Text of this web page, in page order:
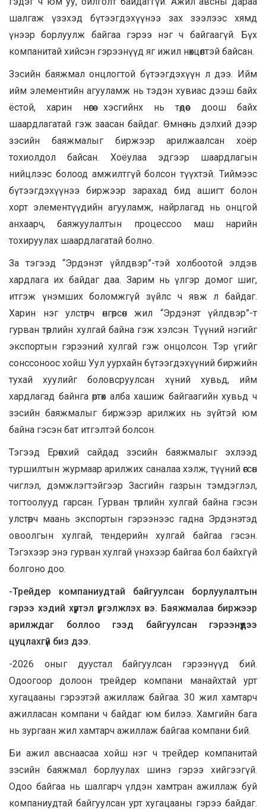
шалгаж үзэхэд бүтээгдэхүүнээ зах зээлээс хямд
үнээр борлуулж байгаа гэрээ нэг ч байгаагүй. Бүх
компанитай хийсэн гэрээнүүд яг ижил нөхцөлтэй байсан.
Зэсийн баяжмал онцлогтой бүтээгдэхүүн л дээ. Ийм
ийм элементийн агууламж нь тэдэн хувиас дээш байх
ёстой, харин нөгөө хэсгийнх нь төдөөс доош байх
шаардлагатай гэж заасан байдаг. Өмнө нь дэлхий дээр
зэсийн баяжмалыг биржээр арилжаалсан хоёр
тохиолдол байсан. Хоёулаа эдгээр шаардлагын
нийцлээс болоод амжилтгүй болсон түүхтэй. Тиймээс
бүтээгдэхүүнээ биржээр зарахад бид ашигт болон
хорт элементүүдийн агууламж, найрлагад нь онцгой
анхаарч, баяжуулалтын процессоо маш нарийн
тохируулах шаардлагатай болно.
За тэгээд “Эрдэнэт үйлдвэр”-тэй холбоотой элдэв
хардлага их байдаг даа. Зарим нь үлгэр домог шиг,
итгэж үнэмших боломжгүй зүйлс ч явж л байдаг.
Харин нэг улстөрч өнгөрсөн жил “Эрдэнэт үйлдвэр”-т
гурван төрлийн хулгай байна гэж хэлсэн. Түүний нэгийг
экспортын гэрээний хулгай гэж онцолсон. Тэр үгийг
сонссоноос хойш Уул уурхайн бүтээгдэхүүний биржийн
тухай хуулийг боловсруулсан хүний хувьд, ийм
хардлагад байнга өртөх алба хашиж байгаагийн хувьд ч
зэсийн баяжмалыг биржээр арилжих нь зүйтэй юм
байна гэсэн бат итгэлтэй болсон.
Тэгээд Ерөнхий сайдад зэсийн баяжмалыг эхлээд
туршилтын журмаар арилжих саналаа хэлж, түүний өгсөн
чиглэл, дэмжлэгтэйгээр Засгийн газрын тэмдэглэл,
тогтоолууд гарсан. Гурван төрлийн хулгай байна гэсэн
улстөрч маань экспортын гэрээнээс гадна Эрдэнэтэд
овоолгын хулгай, тендерийн хулгай байгаа гэсэн.
Тэгэхээр энэ гурван хулгай үнэхээр байгаа бол байхгүй
болгоно доо.
-Трейдер компаниудтай байгуулсан борлуулалтын
гэрээ хэдий хүртэл үргэлжлэх вэ. Баяжмалаа биржээр
арилждаг боллоо гээд байгуулсан гэрээнүүдээ
цуцлахгүй биз дээ.
-2026 оныг дуустал байгуулсан гэрээнүүд бий.
Одоогоор долоон трейдер компани манайхтай урт
хугацааны гэрээтэй ажиллаж байгаа. 30 жил хамтарч
ажилласан компани ч байдаг юм билээ. Хамгийн бага
нь зургаан жил хамтарч ажиллаж байгаа компани бий.
Би ажил авснаасаа хойш нэг ч трейдер компанитай
зэсийн баяжмал борлуулах шинэ гэрээ хийгээгүй.
Одоо байгаа нь шалгарч үлдэн хамтран ажиллаж буй
компаниудтай байгуулсан урт хугацааны гэрээ байдаг.